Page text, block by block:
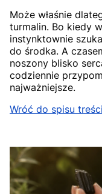
Może właśnie
turmalin. Bo kiedy
instynktownie
do środka. A
noszony blisko
codziennie
najważniejsze.
Wróć do spisu treści